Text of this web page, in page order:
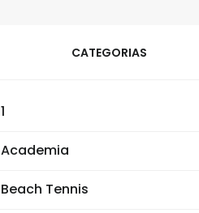
CATEGORIAS
1
Academia
Beach Tennis